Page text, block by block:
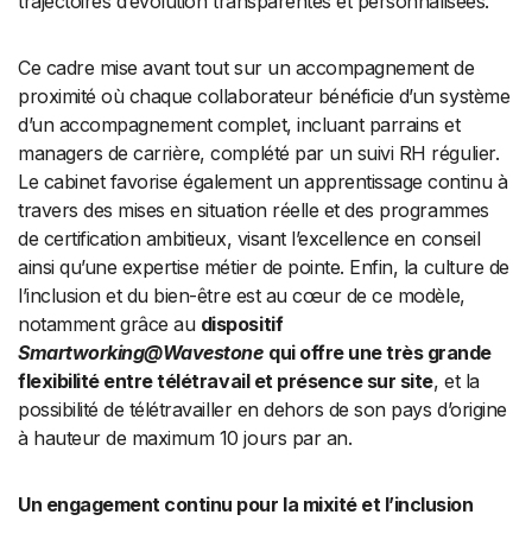
Ce cadre mise avant tout sur un accompagnement de
proximité où chaque collaborateur bénéficie d’un système
d’un accompagnement complet, incluant parrains et
managers de carrière, complété par un suivi RH régulier.
Le cabinet favorise également un apprentissage continu à
travers des mises en situation réelle et des programmes
de certification ambitieux, visant l’excellence en conseil
ainsi qu’une expertise métier de pointe. Enfin, la culture de
l’inclusion et du bien-être est au cœur de ce modèle,
notamment grâce au dispositif
Smartworking@Wavestone qui offre une très grande
flexibilité entre télétravail et présence sur site, et la
possibilité de télétravailler en dehors de son pays d’origine
à hauteur de maximum 10 jours par an.
Un engagement continu pour la mixité et l’inclusion